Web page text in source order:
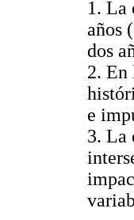
1. La
años
dos
2. En
e
3. La